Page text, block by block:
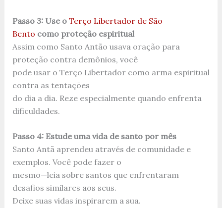
Passo 3: Use o Terço Libertador de São
Bento como proteção espiritual
Assim como Santo Antão usava oração para
proteção contra demônios, você
pode usar o Terço Libertador como arma espiritual
contra as tentações
do dia a dia. Reze especialmente quando enfrenta
dificuldades.
Passo 4: Estude uma vida de santo por mês
Santo Antã aprendeu através de comunidade e
exemplos. Você pode fazer o
mesmo—leia sobre santos que enfrentaram
desafios similares aos seus.
Deixe suas vidas inspirarem a sua.